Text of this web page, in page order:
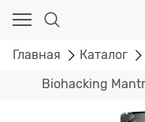
Главная Каталог
Biohacking